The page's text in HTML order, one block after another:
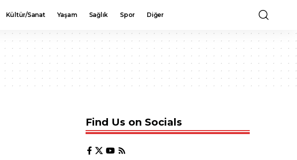
Kültür/Sanat Yaşam Sağlık Spor Diğer
Find Us on Socials